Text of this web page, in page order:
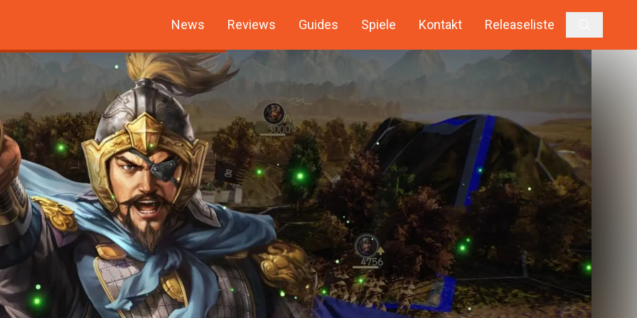
News Reviews Guides Spiele Kontakt Releaseliste